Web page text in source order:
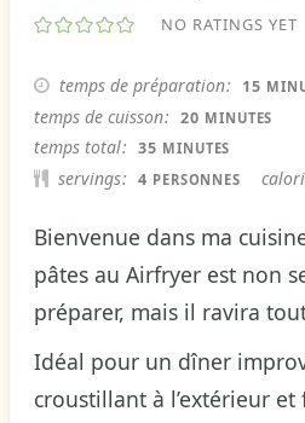
NO RATINGS YET
temps de préparation 15
temps de cuisson 20 MINUTES
MINUTES
temps total 35 MINUTES
MINUTES
servings 4 PERSONNES
Bienvenue dans ma
pâtes au Airfryer est non
préparer, mais il ravira
Idéal pour un dîner
croustillant à l’extérieur et